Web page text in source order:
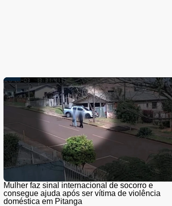
Mulher faz sinal internacional de socorro e
consegue ajuda após ser vítima de violência
doméstica em Pitanga